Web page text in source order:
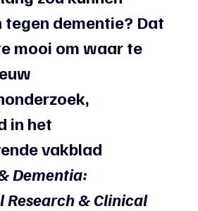
tegen dementie? Dat
mooi om waar te
in het
vakblad
Dementia:
Research & Clinical